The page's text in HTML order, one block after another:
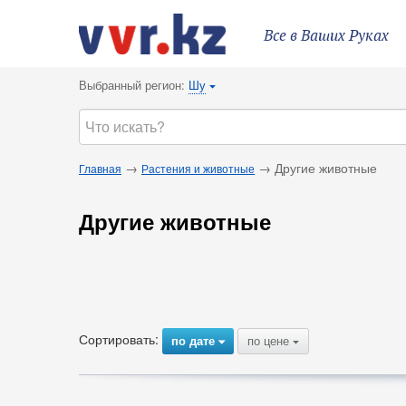
Все в Ваших Руках
Выбранный регион: Шу {
Главная → Растения и животные → Другие животные
Другие животные
Сортировать: по дате{ по цене {